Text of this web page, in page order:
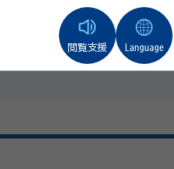
閲覧支援 Language